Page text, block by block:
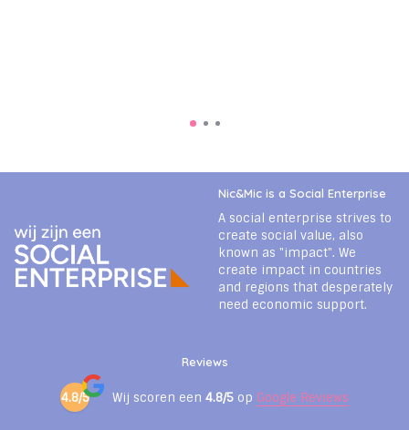
Nic&Mic is a Social Enterprise
A social enterprise strives to
create social value, also
known as "impact". We
create impact in countries
and regions that desperately
need economic support.
Reviews
4.8/5 Wij scoren een 4.8/5 op Google Reviews